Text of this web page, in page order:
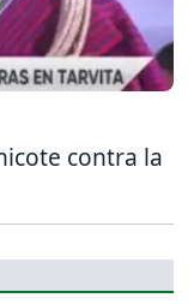
contra la